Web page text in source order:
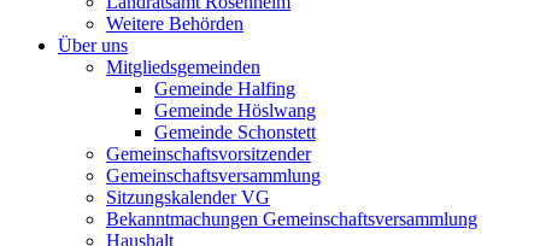
Weitere Behörden
Über uns
Mitgliedsgemeinden
Gemeinde Halfing
Gemeinde Höslwang
Gemeinde Schonstett
Gemeinschaftsvorsitzender
Gemeinschaftsversammlung
Sitzungskalender VG
Bekanntmachungen Gemeinschaftsversammlung
Haushalt